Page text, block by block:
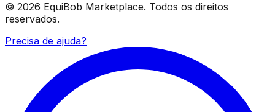
© 2026 EquiBob Marketplace. Todos os direitos
reservados.
Precisa de ajuda?